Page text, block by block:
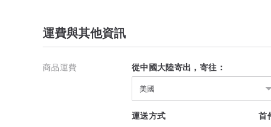
運費與其他資訊
商品運費 從中國大陸寄出，寄往：
美國
運送方式 首